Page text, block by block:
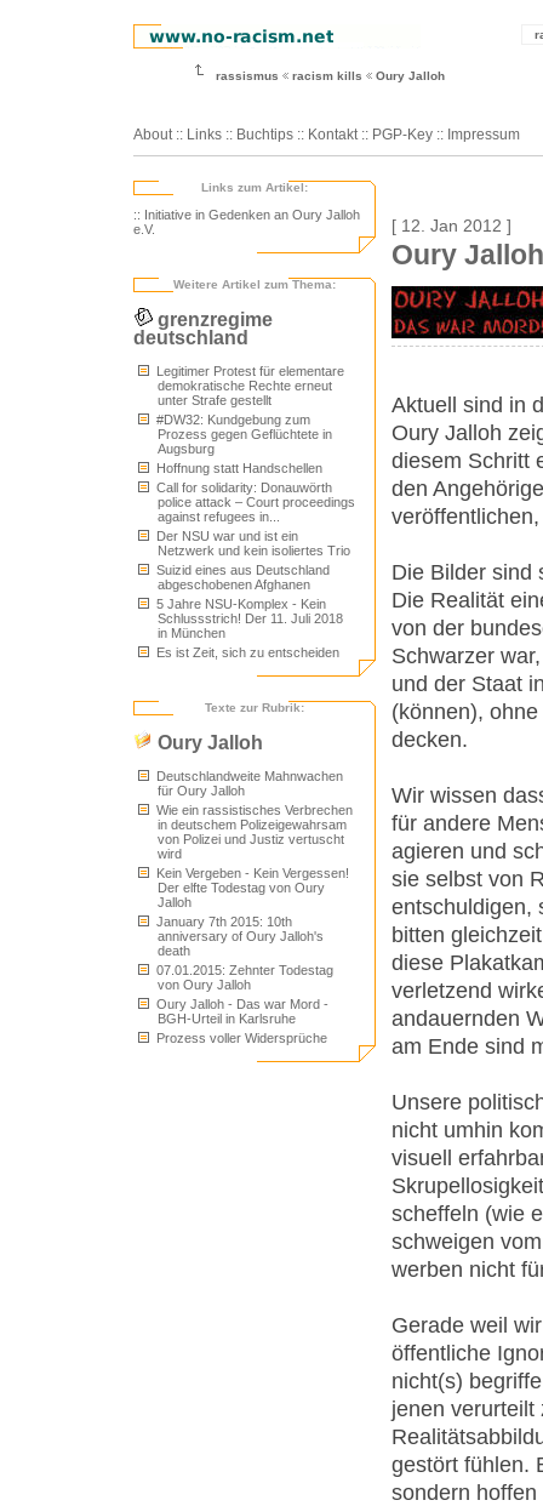
rassismus racism kills Oury Jalloh
About :: Links :: Buchtips :: Kontakt :: PGP-Key :: Impressum
Links zum Artikel:
:: Initiative in Gedenken an Oury Jalloh
e.V.
Weitere Artikel zum Thema:
grenzregime
deutschland
Legitimer Protest für elementare
demokratische Rechte erneut
unter Strafe gestellt
#DW32: Kundgebung zum
Prozess gegen Geflüchtete in
Augsburg
Hoffnung statt Handschellen
Call for solidarity: Donauwörth
police attack – Court proceedings
against refugees in...
Der NSU war und ist ein
Netzwerk und kein isoliertes Trio
Suizid eines aus Deutschland
abgeschobenen Afghanen
5 Jahre NSU-Komplex - Kein
Schlussstrich! Der 11. Juli 2018
in München
Es ist Zeit, sich zu entscheiden
Texte zur Rubrik:
Oury Jalloh
Deutschlandweite Mahnwachen
für Oury Jalloh
Wie ein rassistisches Verbrechen
in deutschem Polizeigewahrsam
von Polizei und Justiz vertuscht
wird
Kein Vergeben - Kein Vergessen!
Der elfte Todestag von Oury
Jalloh
January 7th 2015: 10th
anniversary of Oury Jalloh's
death
07.01.2015: Zehnter Todestag
von Oury Jalloh
Oury Jalloh - Das war Mord -
BGH-Urteil in Karlsruhe
Prozess voller Widersprüche
[ 12. Jan 2012 ]
Oury
Aktuell sind in
Oury Jalloh
diesem Schritt
den
Die Bilder sind
Die Realität
von der
Schwarzer
und der Staat
(können),
decken.
Wir wissen
für andere
agieren und
sie selbst von
entschuldigen,
bitten
diese
verletzend
andauernden
am Ende sind
Unsere
nicht umhin
visuell
scheffeln (wie
schweigen
werben nicht
Gerade weil
öffentliche
nicht(s)
jenen verurteilt
gestört fühlen.
sondern